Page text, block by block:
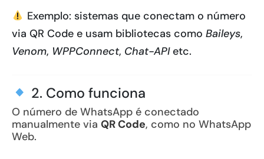
Exemplo: sistemas que conectam o número
via QR Code e usam bibliotecas como Baileys,
Venom, WPPConnect, Chat-APIetc.
2. Como funciona
O número de WhatsApp é conectado
manualmente via QR Code, como no WhatsApp
Web.